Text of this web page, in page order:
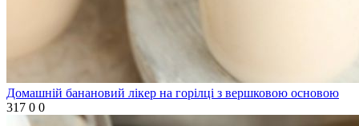
Домашній банановий лікер на горілці з вершковою основою
317 0 0